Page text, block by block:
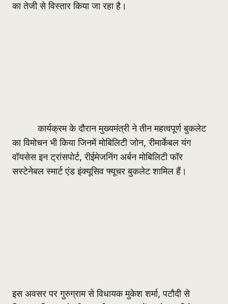
का तेजी से विस्तार किया जा रहा है।
कार्यक्रम के दौरान मुख्यमंत्री ने तीन महत्वपूर्ण बुकलेट
का विमोचन भी किया जिनमें मोबिलिटी जोन, रीमार्केबल यंग
वॉयसेस इन ट्रांसपोर्ट, रीईमेजनिंग अर्बन मोबिलिटी फॉर
सस्टेनेबल स्मार्ट एंड इंक्यूसिव फ्यूचर बुकलेट शामिल हैं।
इस अवसर पर गुरुग्राम से विधायक मुकेश शर्मा, पटौदी से